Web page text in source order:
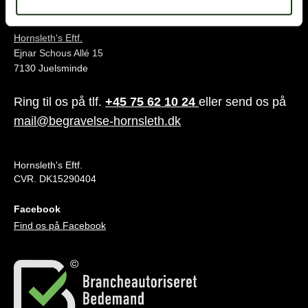
Hornsleth's Eftf.
Ejnar Schous Allé 15
7130 Juelsminde
Ring til os på tlf. +45 75 62 10 24 eller send os på
mail@begravelse-hornsleth.dk
Hornsleth's Eftf.
CVR. DK15290404
Facebook
Find os på Facebook